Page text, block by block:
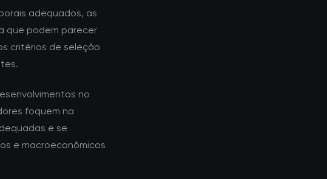
adequados, as
que podem parecer
critérios de seleção
no
foquem na
e se
e macroeconômicos